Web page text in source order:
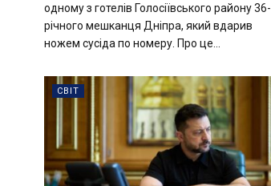
одному з готелів Голосіївського району 36-
річного мешканця Дніпра, який вдарив
ножем сусіда по номеру. Про це...
СВІТ